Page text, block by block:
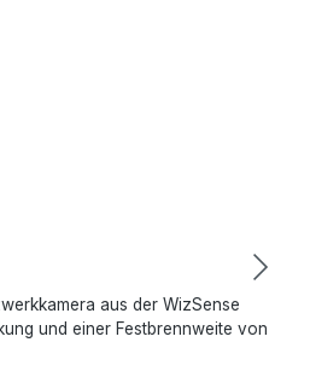
aus der WizSense
und einer Festbrennweite von